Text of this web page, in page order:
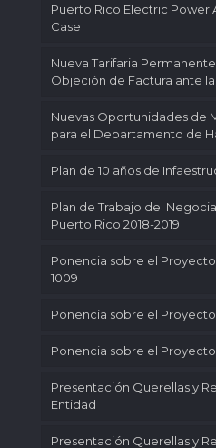
Puerto Rico Electric Power
Case
Nueva Tarifaria
Objeción de Factura ante la
Nuevas Oportunidades de
para el Departamento de
Plan de 10 años de
Plan de Trabajo del
Puerto Rico 2018-2019
Ponencia sobre el Proyecto
1009
Ponencia sobre el Proyecto
Ponencia sobre el
Presentación Querellas y
Entidad
Presentación Querellas y